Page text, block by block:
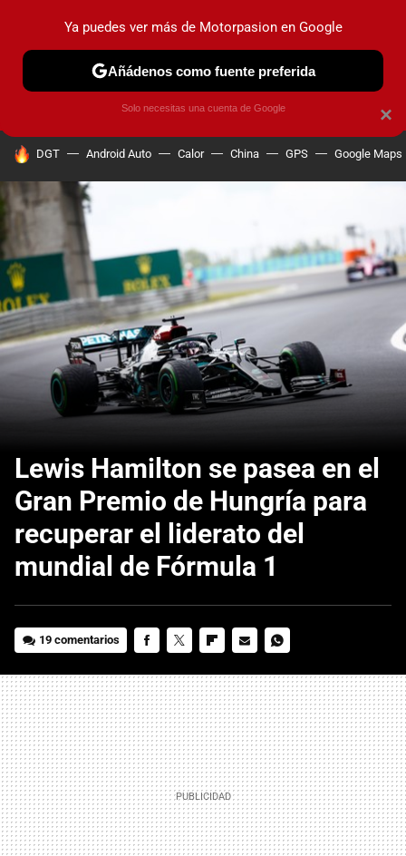
PRUEBAS COCHES ELÉCTRICOS OBSERVATORIO
HOY SE HABLA DE
DGT Android Auto Calor China GPS Google Maps
Lewis Hamilton se pasea en el
Gran Premio de Hungría para
recuperar el liderato del
mundial de Fórmula 1
19 comentarios
MAIL
×
Ya puedes ver más de Motorpasion en Google
Añádenos como fuente preferida
Solo necesitas una cuenta de Google